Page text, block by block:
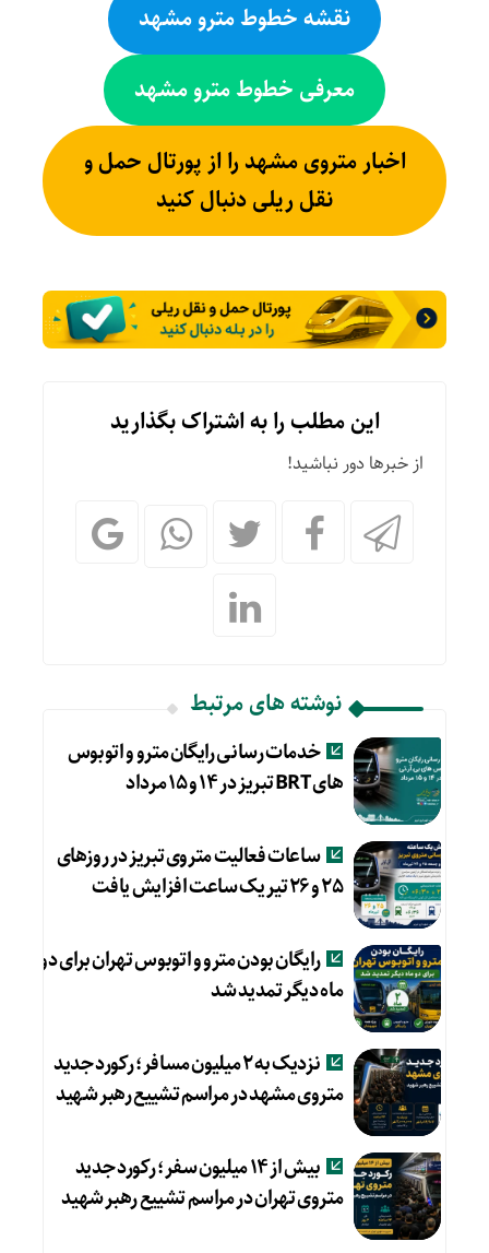
نقشه خطوط مترو مشهد
معرفی خطوط مترو مشهد
اخبار متروی مشهد را از پورتال حمل و
نقل ریلی دنبال کنید
این مطلب را به اشتراک بگذارید
از خبرها دور نباشید!
نوشته های مرتبط
خدمات رسانی رایگان مترو و اتوبوس
های BRT تبریز در ۱۴ و ۱۵ مرداد
ساعات فعالیت متروی تبریز در روزهای
۲۵ و ۲۶ تیر یک ساعت افزایش یافت
رایگان بودن مترو و اتوبوس تهران برای دو
ماه دیگر تمدید شد
نزدیک به ۲ میلیون مسافر؛ رکورد جدید
متروی مشهد در مراسم تشییع رهبر شهید
بیش از ۱۴ میلیون سفر؛ رکورد جدید
متروی تهران در مراسم تشییع رهبر شهید